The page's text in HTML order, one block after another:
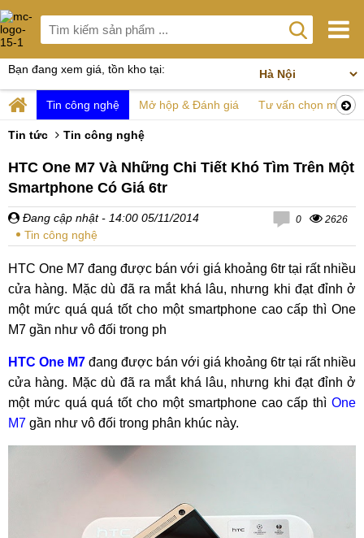
Bạn đang xem giá, tồn kho tại:
Tin công nghệ Mở hộp & Đánh giá Tư vấn chọn mua
Tin tức Tin công nghệ
HTC One M7 Và Những Chi Tiết Khó Tìm Trên Một
Smartphone Có Giá 6tr
Đang cập nhật - 14:00 05/11/2014
Tin công nghệ
0 2626
HTC One M7 đang được bán với giá khoảng 6tr tại rất nhiều
cửa hàng. Mặc dù đã ra mắt khá lâu, nhưng khi đạt đỉnh ở
một mức quá quá tốt cho một smartphone cao cấp thì One
M7 gần như vô đối trong ph
HTC One M7 đang được bán với giá khoảng 6tr tại rất nhiều
cửa hàng. Mặc dù đã ra mắt khá lâu, nhưng khi đạt đỉnh ở
một mức quá quá tốt cho một smartphone cao cấp thì One
M7 gần như vô đối trong phân khúc này.